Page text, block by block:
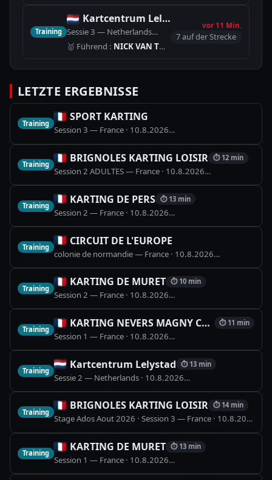
Training
Kartcentrum Lelystad
Sessie 3 — Netherlands Kartcentrum Lelystad
🥇 Führend : NICK VAN TOL
vor 11 Min.
7 auf der Strecke
LETZTE ERGEBNISSE
Training SPORT KARTING
Session 3 — France · 10.8.2026
Training BRIGNOLES KARTING LOISIR ⏱ 12 min
Session 2 ADULTES — France · 10.8.2026
Training KARTING DE PERS ⏱ 13 min
Session 2 — France · 10.8.2026
Training CIRCUIT DE L'EUROPE
colonie de normandie — France · 10.8.2026
Training KARTING DE MURET ⏱ 10 min
Session 2 — France · 10.8.2026
Training KARTING NEVERS MAGNY COURS ⏱ 11 min
Session 1 — France · 10.8.2026
Training Kartcentrum Lelystad ⏱ 13 min
Sessie 2 — Netherlands · 10.8.2026
Training BRIGNOLES KARTING LOISIR ⏱ 14 min
Stage Ados Aout 2026 · Session 3 — France · 10.8.2026
Training KARTING DE MURET ⏱ 13 min
Session 1 — France · 10.8.2026